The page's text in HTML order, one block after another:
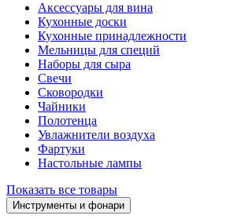
Аксессуары для вина
Кухонные доски
Кухонные принадлежности
Мельницы для специй
Наборы для сыра
Свечи
Сковородки
Чайники
Полотенца
Увлажнители воздуха
Фартуки
Настольные лампы
Показать все товары
Инструменты и фонари